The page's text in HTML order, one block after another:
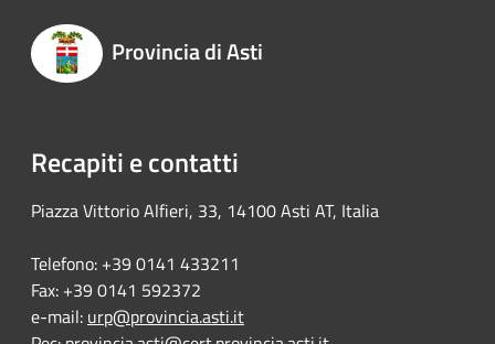
Provincia di Asti
Recapiti e contatti
Piazza Vittorio Alfieri, 33, 14100 Asti AT, Italia
Telefono: +39 0141 433211
Fax: +39 0141 592372
e-mail: urp@provincia.asti.it